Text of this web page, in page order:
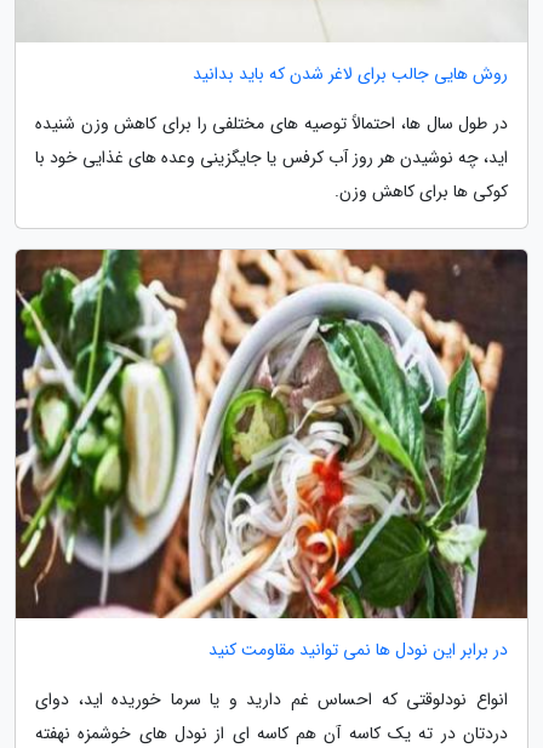
روش هایی جالب برای لاغر شدن که باید بدانید
در طول سال ها، احتمالاً توصیه های مختلفی را برای کاهش وزن شنیده
اید، چه نوشیدن هر روز آب کرفس یا جایگزینی وعده های غذایی خود با
کوکی ها برای کاهش وزن.
در برابر این نودل ها نمی توانید مقاومت کنید
انواع نودلوقتی که احساس غم دارید و یا سرما خوریده اید، دوای
دردتان در ته یک کاسه آن هم کاسه ای از نودل های خوشمزه نهفته